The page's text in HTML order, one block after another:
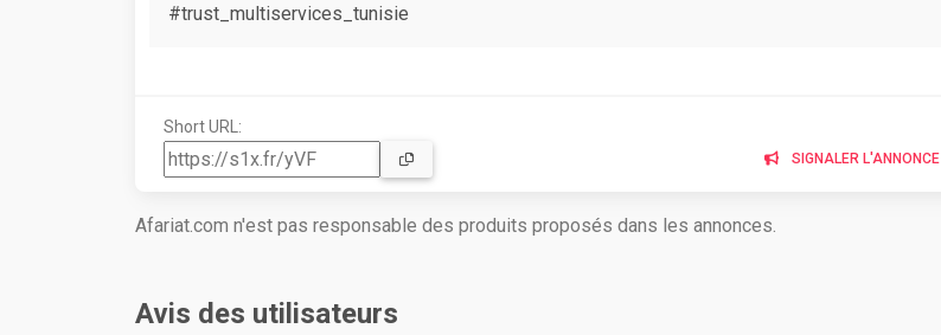
#trust_multiservices_tunisie
Short URL:
SIGNALER L'ANNONCE
Afariat.com n'est pas responsable des produits proposés dans les annonces.
Avis des utilisateurs